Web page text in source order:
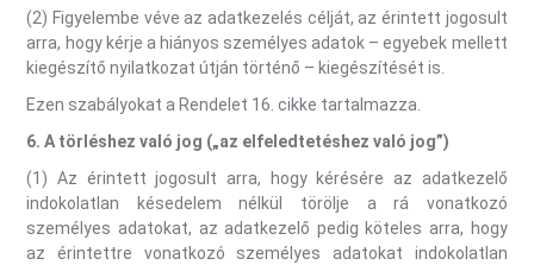
(2) Figyelembe véve az adatkezelés célját, az érintett jogosult
arra, hogy kérje a hiányos személyes adatok – egyebek mellett
kiegészítő nyilatkozat útján történő – kiegészítését is.
Ezen szabályokat a Rendelet 16. cikke tartalmazza.
6.A törléshez való jog („az elfeledtetéshez való jog”)
(1) Az érintett jogosult arra, hogy kérésére az adatkezelő
indokolatlan késedelem nélkül törölje a rá vonatkozó
személyes adatokat, az adatkezelő pedig köteles arra, hogy
az érintettre vonatkozó személyes adatokat indokolatlan